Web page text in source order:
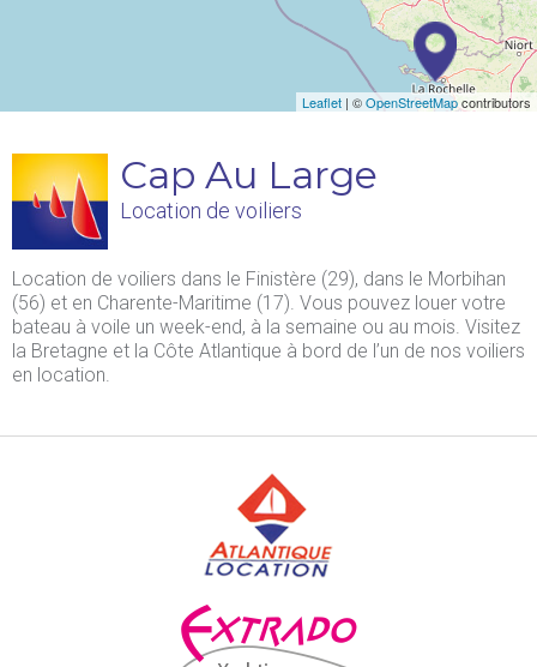
Leaflet | ©OpenStreetMapcontributors
Cap Au Large
Location de voiliers
Location de voiliers dans le Finistère (29), dans le Morbihan
(56) et en Charente-Maritime (17). Vous pouvez louer votre
bateau à voile un week-end, à la semaine ou au mois. Visitez
la Bretagne et la Côte Atlantique à bord de l’un de nos voiliers
en location.